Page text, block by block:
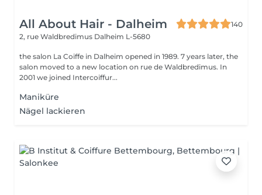
All About Hair - Dalheim
140
2, rue Waldbredimus Dalheim L-5680
the salon La Coiffe in Dalheim opened in 1989. 7 years later, the
salon moved to a new location on rue de Waldbredimus. In
2001 we joined Intercoiffur...
Maniküre
Nägel lackieren